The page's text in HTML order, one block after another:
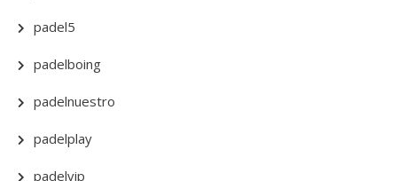
padel5
padelboing
padelnuestro
padelplay
padelvip